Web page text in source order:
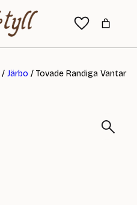
/ Järbo / Tovade Randiga Vantar